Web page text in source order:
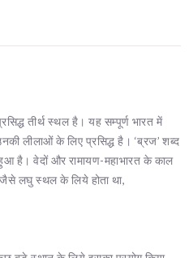
तीर्थ स्थल है। यह सम्पूर्ण भारत में
लीलाओं के लिए प्रसिद्ध है। ‘ब्रज’ शब्द
है। वेदों और रामायण-महाभारत के काल
जैसे लघु स्थल के लिये होता था,